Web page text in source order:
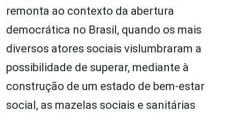
remonta ao contexto da abertura
democrática no Brasil, quando os mais
diversos atores sociais vislumbraram a
possibilidade de superar, mediante à
construção de um estado de bem-estar
social, as mazelas sociais e sanitárias